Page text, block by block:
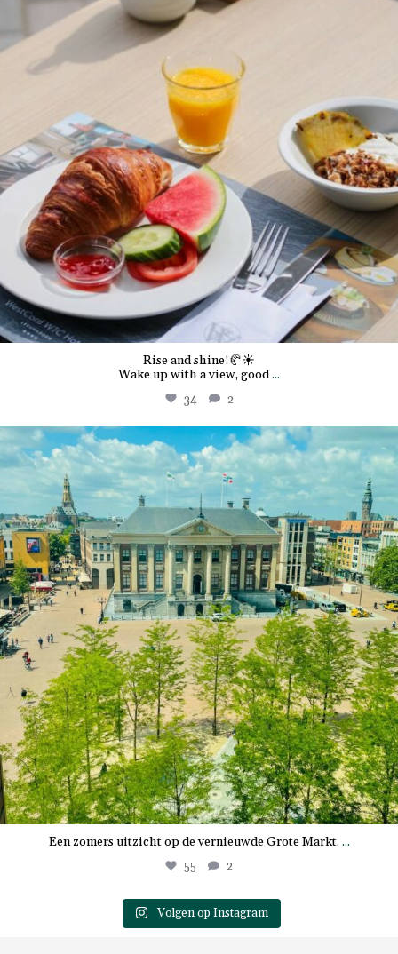
Rise and shine!🥐☀️
Wake up with a view, good...
34 2
the.market.hotel.groningen
Juni 25
Een zomers uitzicht op de vernieuwde Grote Markt. ...
55 2
Volgen op Instagram